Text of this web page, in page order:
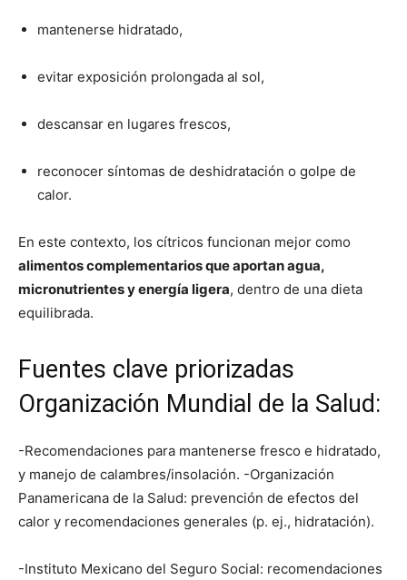
mantenerse hidratado,
evitar exposición prolongada al sol,
descansar en lugares frescos,
reconocer síntomas de deshidratación o golpe de
calor.
En este contexto, los cítricos funcionan mejor como
alimentos complementarios que aportan agua,
micronutrientes y energía ligera, dentro de una dieta
equilibrada.
Fuentes clave priorizadas
Organización Mundial de la Salud:
-Recomendaciones para mantenerse fresco e hidratado,
y manejo de calambres/insolación. -Organización
Panamericana de la Salud: prevención de efectos del
calor y recomendaciones generales (p. ej., hidratación).
-Instituto Mexicano del Seguro Social: recomendaciones